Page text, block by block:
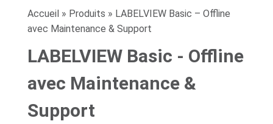
Accueil » Produits » LABELVIEW Basic – Offline
avec Maintenance & Support
LABELVIEW Basic - Offline
avec Maintenance &
Support